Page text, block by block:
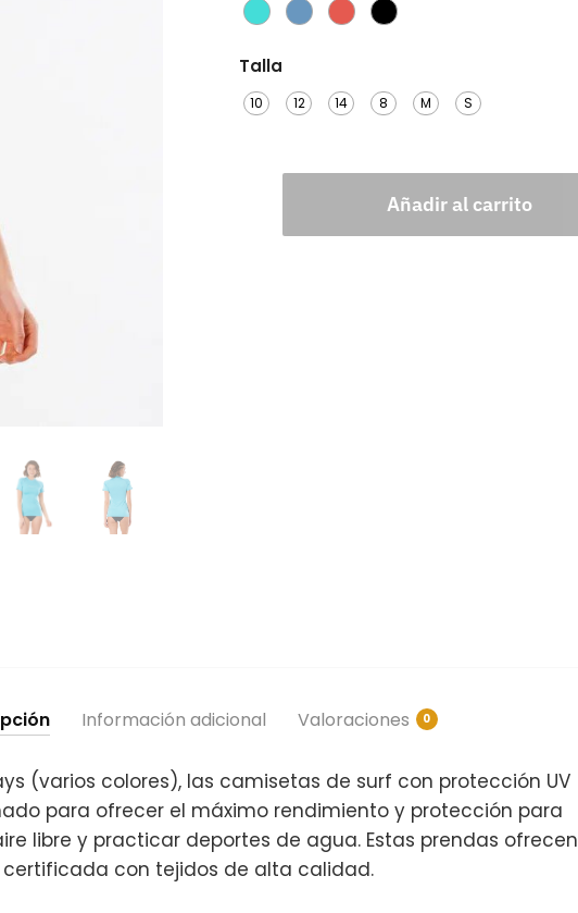
Talla
10 12 14 8 M S
Añadir al carrito
Información adicional Valoraciones 0
(varios colores), las camisetas de surf con protección UV
para ofrecer el máximo rendimiento y protección para
libre y practicar deportes de agua. Estas prendas ofrecen
certificada con tejidos de alta calidad.